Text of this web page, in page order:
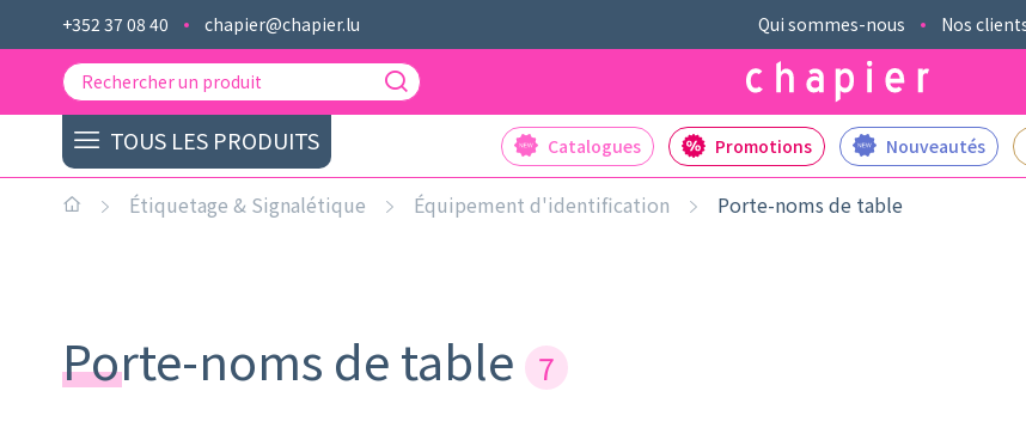
+352 37 08 40 chapier@chapier.lu Qui sommes-nous Nos
TOUS LES PRODUITS Catalogues Promotions Nouveautés
Étiquetage & Signalétique Équipement d'identification Porte-noms de table
Porte-noms de table 7